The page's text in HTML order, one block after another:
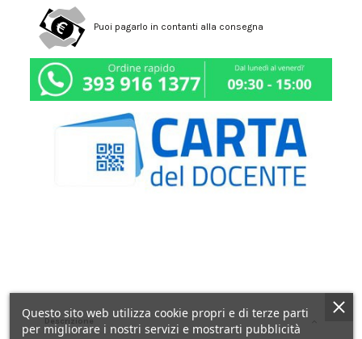
Puoi pagarlo in contanti alla consegna
Descrizione
Questo sito web utilizza cookie propri e di terze parti
per migliorare i nostri servizi e mostrarti pubblicità